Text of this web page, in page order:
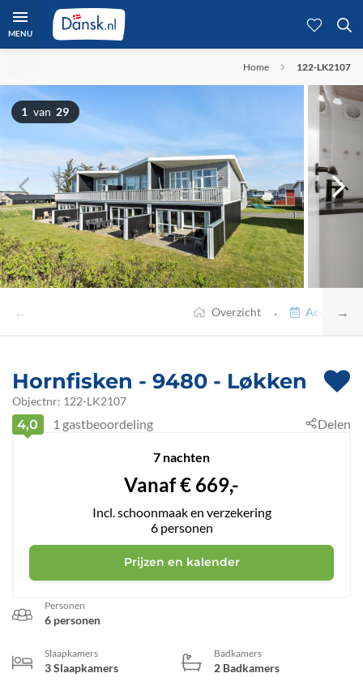
MENU
Home 122-LK2107
1 van 29
← →
Overzicht ·
Hornfisken - 9480 - Løkken
Objectnr: 122-LK2107
Personen
6 personen
Slaapkamers
3 Slaapkamers
Badkamers
2 Badkamers
4,0 1 gastbeoordeling Delen
7 nachten
Vanaf€ 669,-
Incl. schoonmaak en verzekering
6 personen
Prijzen en kalender